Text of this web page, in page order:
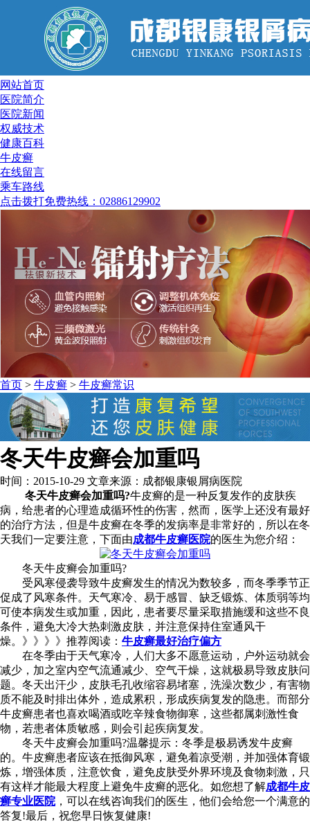
网站首页
医院简介
医院新闻
权威技术
健康百科
牛皮癣
在线留言
乘车路线
点击拨打免费热线：02886129902
首页 > 牛皮癣 > 牛皮癣常识
冬天牛皮癣会加重吗
时间：2015-10-29 文章来源：成都银康银屑病医院
冬天牛皮癣会加重吗?牛皮癣的是一种反复发作的皮肤疾
病，给患者的心理造成循环性的伤害，然而，医学上还没有最好
的治疗方法，但是牛皮癣在冬季的发病率是非常好的，所以在冬
天我们一定要注意，下面由成都牛皮癣医院的医生为您介绍：
冬天牛皮癣会加重吗?
受风寒侵袭导致牛皮癣发生的情况为数较多，而冬季季节正
促成了风寒条件。天气寒冷、易于感冒、缺乏锻炼、体质弱等均
可使本病发生或加重，因此，患者要尽量采取措施缓和这些不良
条件，避免大冷大热刺激皮肤，并注意保持住室通风干
燥。》》》》推荐阅读： 牛皮癣最好治疗偏方
在冬季由于天气寒冷，人们大多不愿意运动，户外运动就会
减少，加之室内空气流通减少、空气干燥，这就极易导致皮肤问
题。冬天出汗少，皮肤毛孔收缩容易堵塞，洗澡次数少，有害物
质不能及时排出体外，造成累积，形成疾病复发的隐患。而部分
牛皮癣患者也喜欢喝酒或吃辛辣食物御寒，这些都属刺激性食
物，若患者体质敏感，则会引起疾病复发。
冬天牛皮癣会加重吗?温馨提示：冬季是极易诱发牛皮癣
的。牛皮癣患者应该在抵御风寒，避免着凉受潮，并加强体育锻
炼，增强体质，注意饮食，避免皮肤受外界环境及食物刺激，只
有这样才能最大程度上避免牛皮癣的恶化。如您想了解成都牛皮
癣专业医院，可以在线咨询我们的医生，他们会给您一个满意的
答复!最后，祝您早日恢复健康!